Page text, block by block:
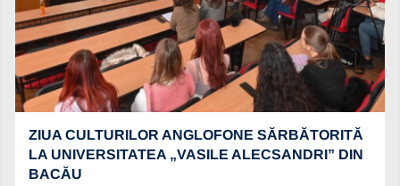
ZIUA CULTURILOR ANGLOFONE SĂRBĂTORITĂ
LA UNIVERSITATEA „VASILE ALECSANDRI” DIN
BACĂU